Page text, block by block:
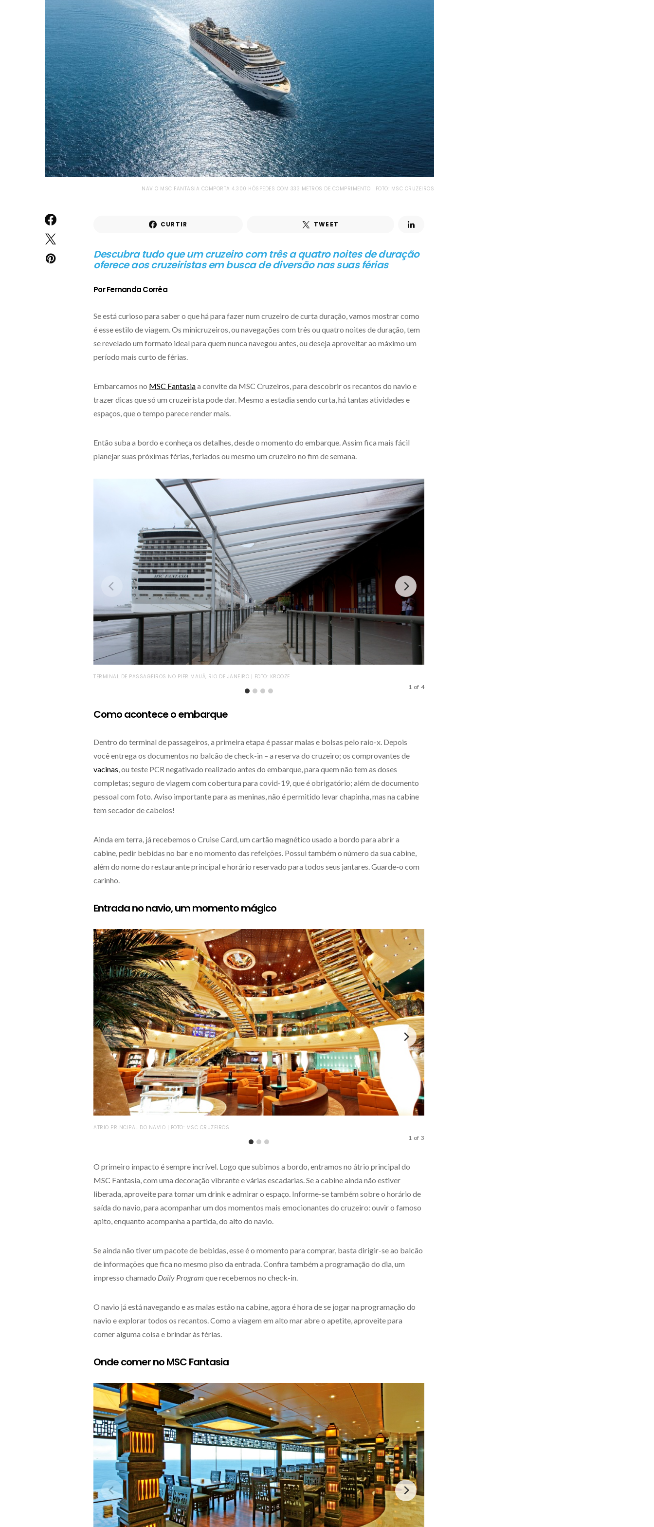
NAVIO MSC FANTASIA COMPORTA 4.300 HÓSPEDES COM 333 METROS DE COMPRIMENTO | FOTO: MSC CRUZEIROS
CURTIR TWEET
Descubra tudo que um cruzeiro com três a quatro noites de duração
oferece aos cruzeiristas em busca de diversão nas suas férias
Por Fernanda Corrêa
Se está curioso para saber o que há para fazer num cruzeiro de curta duração, vamos mostrar como
é esse estilo de viagem. Os minicruzeiros, ou navegações com três ou quatro noites de duração, tem
se revelado um formato ideal para quem nunca navegou antes, ou deseja aproveitar ao máximo um
período mais curto de férias.
Embarcamos no MSC Fantasiaa convite da MSC Cruzeiros, para descobrir os recantos do navio e
trazer dicas que só um cruzeirista pode dar. Mesmo a estadia sendo curta, há tantas atividades e
espaços, que o tempo parece render mais.
Então suba a bordo e conheça os detalhes, desde o momento do embarque. Assim fica mais fácil
planejar suas próximas férias, feriados ou mesmo um cruzeiro no fim de semana.
TERMINAL DE PASSAGEIROS NO PIER MAUÁ, RIO DE JANEIRO | FOTO: KROOZE
1 of 4
Como acontece o embarque
Dentro do terminal de passageiros, a primeira etapa é passar malas e bolsas pelo raio-x. Depois
você entrega os documentos no balcão de check-in – a reserva do cruzeiro; os comprovantes de
vacinas, ou teste PCR negativado realizado antes do embarque, para quem não tem as doses
completas; seguro de viagem com cobertura para covid-19, que é obrigatório; além de documento
pessoal com foto. Aviso importante para as meninas, não é permitido levar chapinha, mas na cabine
tem secador de cabelos!
Ainda em terra, já recebemos o Cruise Card, um cartão magnético usado a bordo para abrir a
cabine, pedir bebidas no bar e no momento das refeições. Possui também o número da sua cabine,
além do nome do restaurante principal e horário reservado para todos seus jantares. Guarde-o com
carinho.
Entrada no navio, um momento mágico
ATRIO PRINCIPAL DO NAVIO | FOTO: MSC CRUZEIROS
1 of 3
O primeiro impacto é sempre incrível. Logo que subimos a bordo, entramos no átrio principal do
MSC Fantasia, com uma decoração vibrante e várias escadarias. Se a cabine ainda não estiver
liberada, aproveite para tomar um drink e admirar o espaço. Informe-se também sobre o horário de
saída do navio, para acompanhar um dos momentos mais emocionantes do cruzeiro: ouvir o famoso
apito, enquanto acompanha a partida, do alto do navio.
Se ainda não tiver um pacote de bebidas, esse é o momento para comprar, basta dirigir-se ao balcão
de informações que fica no mesmo piso da entrada. Confira também a programação do dia, um
impresso chamado Daily Program que recebemos no check-in.
O navio já está navegando e as malas estão na cabine, agora é hora de se jogar na programação do
navio e explorar todos os recantos. Como a viagem em alto mar abre o apetite, aproveite para
comer alguma coisa e brindar às férias.
Onde comer no MSC Fantasia